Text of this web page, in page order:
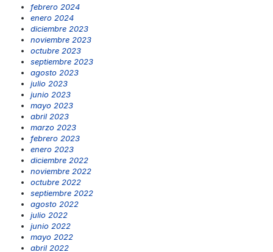
febrero 2024
enero 2024
diciembre 2023
noviembre 2023
octubre 2023
septiembre 2023
agosto 2023
julio 2023
junio 2023
mayo 2023
abril 2023
marzo 2023
febrero 2023
enero 2023
diciembre 2022
noviembre 2022
octubre 2022
septiembre 2022
agosto 2022
julio 2022
junio 2022
mayo 2022
abril 2022